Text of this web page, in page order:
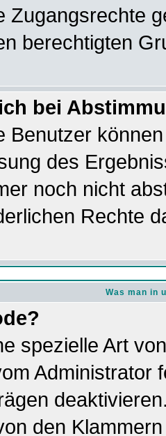
Zugangsrechte
berechtigten
bei
Benutzer
des
noch nicht
Rechte
Was man in
spezielle Art
Administrator
den